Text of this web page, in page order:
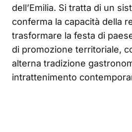
dell’Emilia. Si tratta di un
conferma la capacità della
trasformare la festa di
di promozione territoriale,
alterna tradizione
intrattenimento